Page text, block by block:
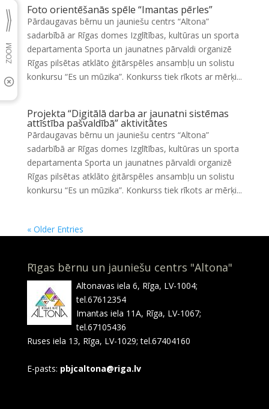
Foto orientēšanās spēle “Imantas pērles”
Pārdaugavas bērnu un jauniešu centrs “Altona”
sadarbībā ar Rīgas domes Izglītības, kultūras un sporta
departamenta Sporta un jaunatnes pārvaldi organizē
Rīgas pilsētas atklāto ģitārspēles ansambļu un solistu
konkursu “Es un mūzika”. Konkurss tiek rīkots ar mērķi...
Projekta “Digitālā darba ar jaunatni sistēmas
attīstība pašvaldībā” aktivitātes
Pārdaugavas bērnu un jauniešu centrs “Altona”
sadarbībā ar Rīgas domes Izglītības, kultūras un sporta
departamenta Sporta un jaunatnes pārvaldi organizē
Rīgas pilsētas atklāto ģitārspēles ansambļu un solistu
konkursu “Es un mūzika”. Konkurss tiek rīkots ar mērķi...
« Older Entries
Rīgas bērnu un jauniešu centrs "Altona"
Altonavas iela 6, Rīga, LV-1004;
tel.67612354
Imantas iela 11A, Rīga, LV-1067;
tel.67105436
Ruses iela 13, Rīga, LV-1029; tel.67404160
E-pasts: pbjcaltona@riga.lv